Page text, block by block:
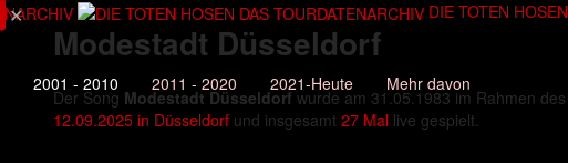
DIE TOTEN HOSEN
✕
2001 - 2010 2011 - 2020 2021-Heute Mehr davon
Modestadt Düsseldorf
Der Song Modestadt Düsseldorfwurde am 31.05.1983 im Rahmen des
12.09.2025 in Düsseldorf und insgesamt 27 Mal live gespielt.